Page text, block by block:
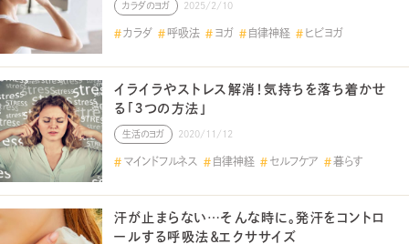
カラダのヨガ 2025/2/10
カラダ 呼吸法 ヨガ 自律神経 ヒビヨガ
イライラやストレス解消！気持ちを落ち着かせ
る「３つの方法」
生活のヨガ 2020/11/12
マインドフルネス 自律神経 セルフケア 暮らす
汗が止まらない…そんな時に。発汗をコントロ
ールする呼吸法＆エクササイズ